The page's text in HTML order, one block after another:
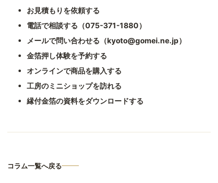
お見積もりを依頼する
電話で相談する（075-371-1880）
メールで問い合わせる（kyoto@gomei.ne.jp）
金箔押し体験を予約する
オンラインで商品を購入する
工房のミニショップを訪れる
縁付金箔の資料をダウンロードする
コラム一覧へ戻る